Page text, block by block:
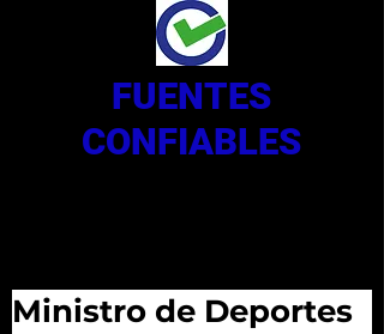
FUENTES
CONFIABLES
Ministro de Deportes